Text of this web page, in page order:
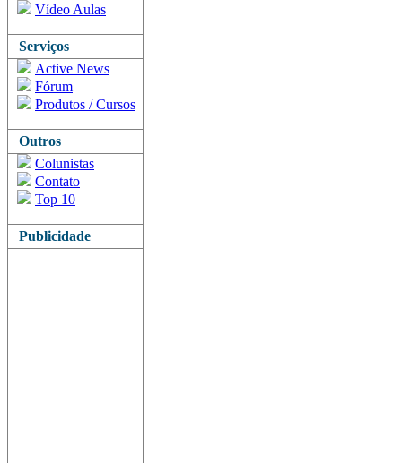
Vídeo Aulas
Serviços
Active News
Fórum
Produtos / Cursos
Outros
Colunistas
Contato
Top 10
Publicidade